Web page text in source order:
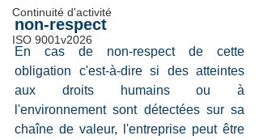
Continuité d'activité
ISO 9001v2026
non-respect
En cas de non-respect de cette
obligation c'est-à-dire si des atteintes
aux droits humains ou à
l'environnement sont détectées sur sa
chaîne de valeur, l'entreprise peut être